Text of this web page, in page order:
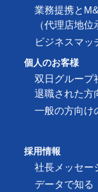
業務提携と
（代理店地位
ビジネスマッ
個人のお客様
双日グループ
退職された方
一般の方向け
採用情報
社長メッセー
データで知る